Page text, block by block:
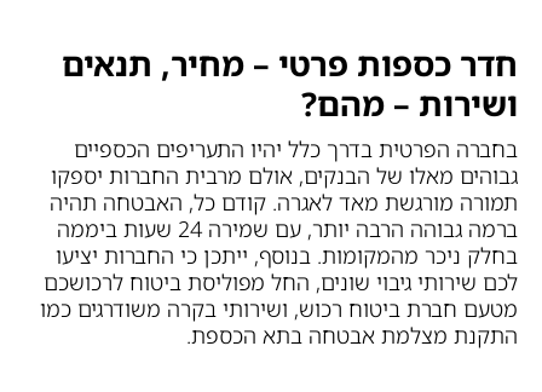
חדר כספות פרטי – מחיר, תנאים
ושירות – מהם?
בחברה הפרטית בדרך כלל יהיו התעריפים הכספיים
גבוהים מאלו של הבנקים, אולם מרבית החברות יספקו
תמורה מורגשת מאד לאגרה. קודם כל, האבטחה תהיה
ברמה גבוהה הרבה יותר, עם שמירה 24 שעות ביממה
בחלק ניכר מהמקומות. בנוסף, ייתכן כי החברות יציעו
לכם שירותי גיבוי שונים, החל מפוליסת ביטוח לרכושכם
מטעם חברת ביטוח רכוש, ושירותי בקרה משודרגים כמו
התקנת מצלמת אבטחה בתא הכספת.